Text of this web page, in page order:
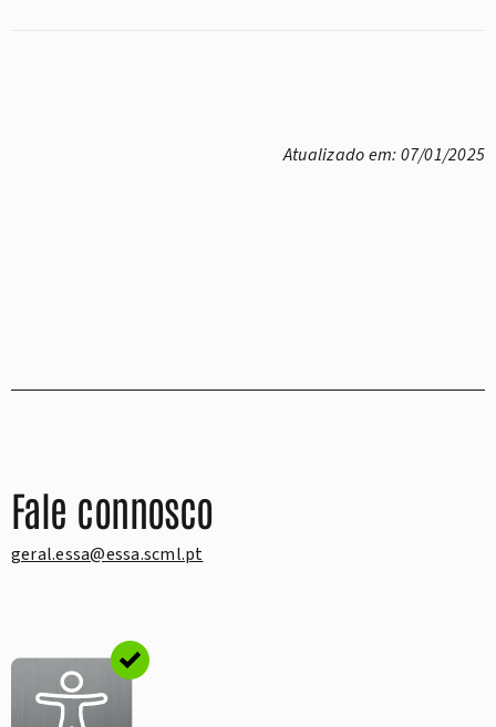
Atualizado em: 07/01/2025
Fale connosco
geral.essa@essa.scml.pt